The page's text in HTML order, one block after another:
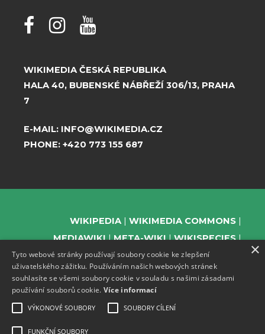
WIKIMEDIA ČESKÁ REPUBLIKA
HALA 40, BUBENSKÉ NÁBŘEŽÍ 306/13, PRAHA
7
E-MAIL: INFO@WIKIMEDIA.CZ
PHONE: +420 773 155 687
WIKIPEDIA
WIKIMEDIA COMMONS
MEDIAWIKI
META-WIKI
WIKISPECIES
WIKIBOOKS
WIKIDATA
WIKIMANIA
WIKISOURCE
WIKIVERSITY
×
Tyto webové stránky používají soubory cookie ke zlepšení
uživatelského zážitku. Používáním našich webových stránek
souhlasíte se všemi soubory cookie v souladu s našimi zásadami
používání souborů cookie. Více informací
VÝKONOVÉ SOUBORY SOUBORY CÍLENÍ
FUNKČNÍ SOUBORY